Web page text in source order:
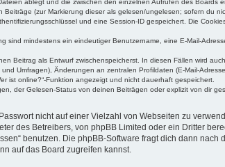
ablegt und die zwischen den einzelnen Aufrufen des Boards
(zur Markierung dieser als gelesen/ungelesen; sofern du
und eine Session-ID gespeichert. Die
sind mindestens ein eindeutiger Benutzername, eine E-Mail-
Beitrag als Entwurf zwischenspeicherst. In diesen Fällen wird
Umfragen), Änderungen an zentralen Profildaten (E-Mail-
ist online?“-Funktion angezeigt und nicht dauerhaft gespeichert.
der Gelesen-Status von deinen Beiträgen oder explizit von dir
nicht auf einer Vielzahl von Webseiten zu
des Betreibers, von phpBB Limited oder ein Dritter
benutzen. Die phpBB-Software fragt dich dann nach
auf das Board zugreifen kannst.